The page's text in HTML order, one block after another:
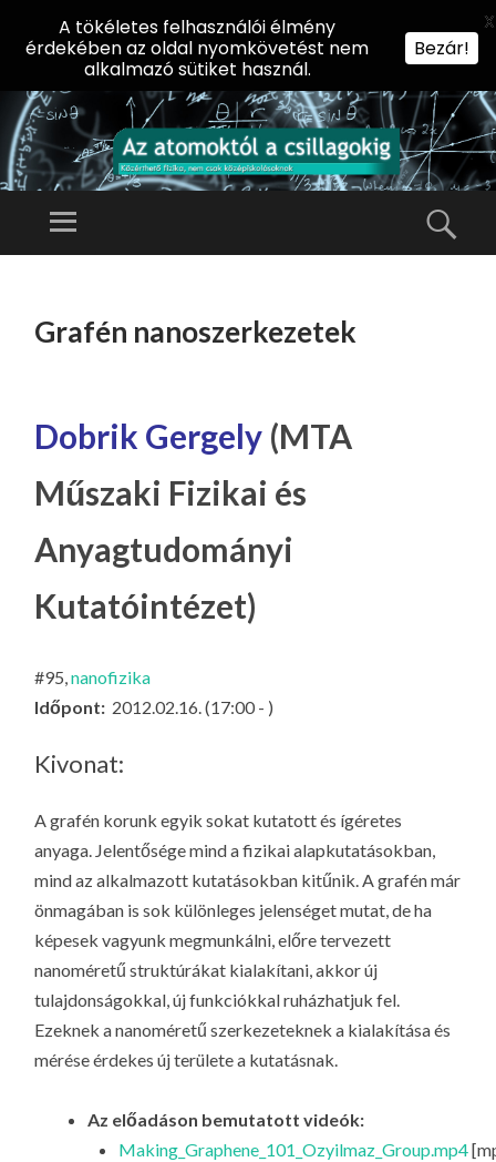
AZ
KT
A
CS
IL
G
Előadássorozat
Természettudományi
Menü
TARTALOMHOZ
Grafén nanoszerkezetek
Dobrik Gergely (MTA
Műszaki Fizikai és
Anyagtudományi
Kutatóintézet)
#95,nanofizika
Időpont: 2012.02.16. (17:00 - )
Kivonat:
A grafén korunk egyik sokat kutatott és ígéretes
anyaga. Jelentősége mind a fizikai alapkutatásokban,
mind az alkalmazott kutatásokban kitűnik. A grafén már
önmagában is sok különleges jelenséget mutat, de ha
képesek vagyunkmegmunkálni , előre tervezett
nanoméretű struktúrákat kialakítani, akkor új
tulajdonságokkal, új funkciókkal ruházhatjuk fel.
Ezeknek a nanoméretű szerkezeteknek a kialakítása és
mérése érdekes új területe a kutatásnak.
Az előadáson bemutatott videók:
Making_Graphene_101_Ozyilmaz_Group.mp4
A tökéletes felhasználói élmény
érdekében az oldal nyomkövetést nem
alkalmazó sütiket használ.
Bezár!
X